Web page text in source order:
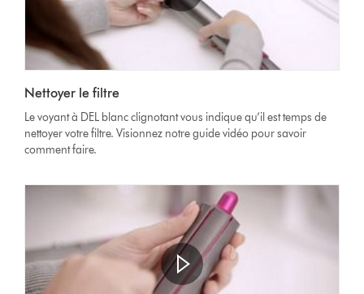
Nettoyer le filtre
Le voyant à DEL blanc clignotant vous indique qu’il est temps de
nettoyer votre filtre. Visionnez notre guide vidéo pour savoir
comment faire.